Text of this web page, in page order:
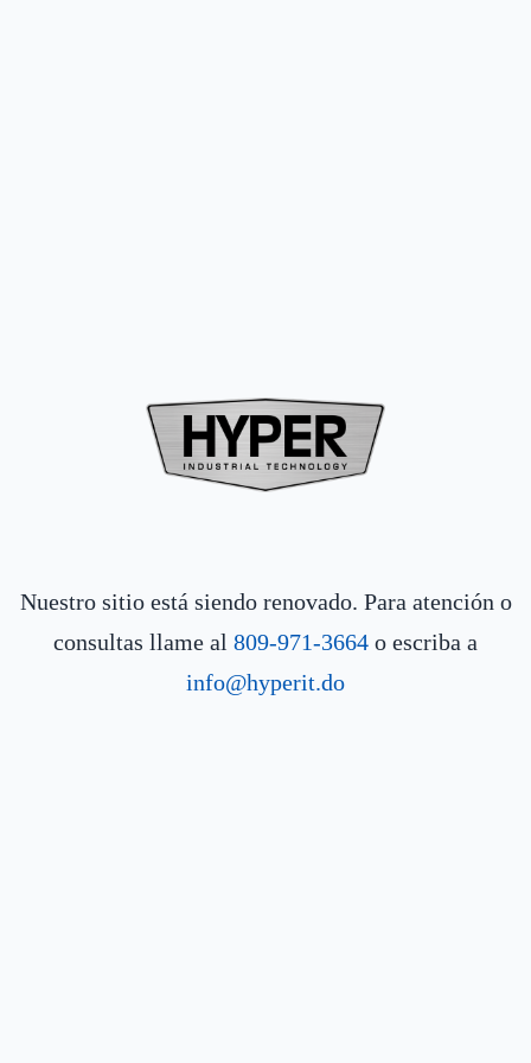
Nuestro sitio está siendo renovado. Para atención o
consultas llame al 809-971-3664 o escriba a
info@hyperit.do